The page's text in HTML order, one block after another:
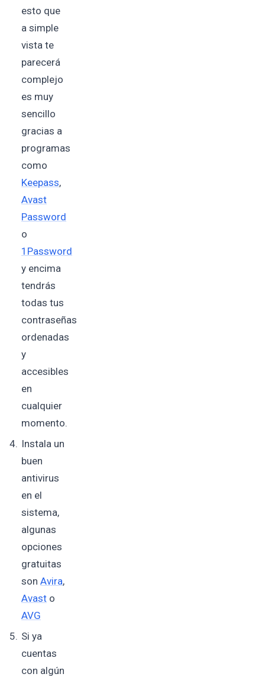
esto que
a simple
vista te
parecerá
complejo
es muy
sencillo
gracias a
programas
como
Keepass,
Avast
Password
o
1Password
y encima
tendrás
todas tus
contraseñas
ordenadas
y
accesibles
en
cualquier
momento.
Instala un
buen
antivirus
en el
sistema,
algunas
opciones
gratuitas
sonAvira,
Avast o
AVG
Si ya
cuentas
con algún